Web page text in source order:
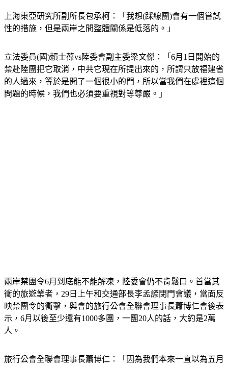
上海東亞研究所副所長包承柯：「我想(踩線團)會有一個嘗試
性的措施，但是兩岸之間整體關係是低落的。」
立法委員(國)賴士葆vs陸委會副主委梁文傑：「6月1日開始的
禁赴陸團把它取消，中共它現在所提出來的，所謂只放福建省
的人過來，等於是開了一個很小的門，所以當我們在處裡這個
問題的時候，我們也必須要重視對等尊嚴。」
兩岸禁團令6月到底能不能解凍，陸委會仍不肯鬆口。首當其
衝的旅遊業者，29日上午和交通部長李孟諺閉門會議，當面反
映禁團令的衝擊，與會的旅行公會全聯會理事長蕭博仁會後表
示，6月以後至少還有1000多團，一團20人的話，大約是2萬
人。
旅行公會全聯會理事長蕭博仁：「因為我們本來一直以為五月